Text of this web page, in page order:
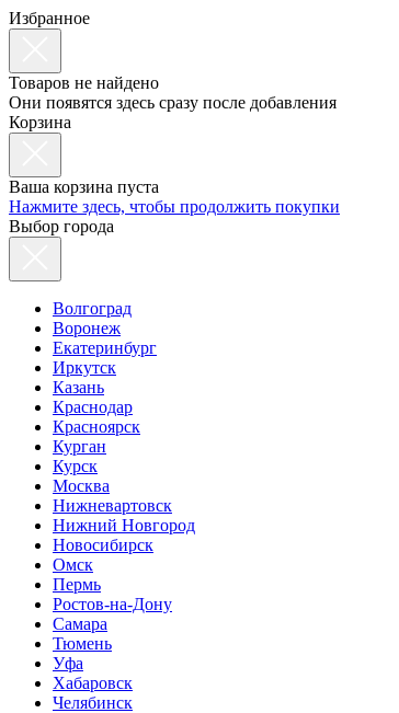
Избранное
Товаров не найдено
Они появятся здесь сразу после добавления
Корзина
Ваша корзина пуста
Нажмите здесь, чтобы продолжить покупки
Выбор города
Волгоград
Воронеж
Екатеринбург
Иркутск
Казань
Краснодар
Красноярск
Курган
Курск
Москва
Нижневартовск
Нижний Новгород
Новосибирск
Омск
Пермь
Ростов-на-Дону
Самара
Тюмень
Уфа
Хабаровск
Челябинск